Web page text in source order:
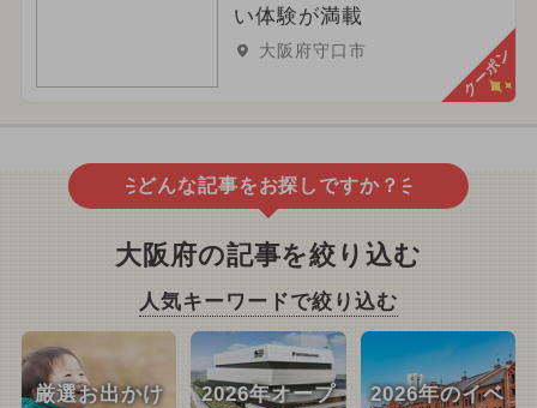
い体験が満載
大阪府守口市 クーポン
どんな記事をお探しですか？
大阪府の記事を絞り込む
人気キーワードで絞り込む
厳選お出かけ
2026年オープ
2026年のイベ